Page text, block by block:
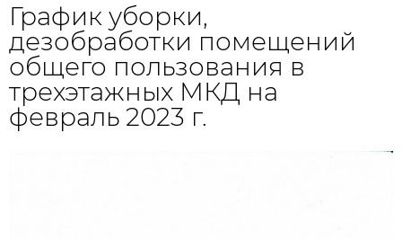
График уборки,
дезобработки помещений
общего пользования в
трехэтажных МКД на
февраль 2023 г.